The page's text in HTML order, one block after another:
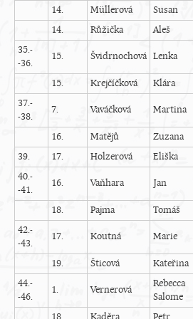
14. Müllerová Susan
14.
Růžička Aleš
35.-
-36.
15. Švidrnochová Lenka
15. Krejčíčková Klára
37.-
-38.
7. Vaváčková Martina
16. Matějů Zuzana
39.
17. Holzerová Eliška
40.-
-41.
16. Vaňhara Jan
18. Pajma Tomáš
42.-
-43.
17. Koutná Marie
19. Šticová Kateřina
44.-
-46.
1. Vernerová
Rebecca
Salome